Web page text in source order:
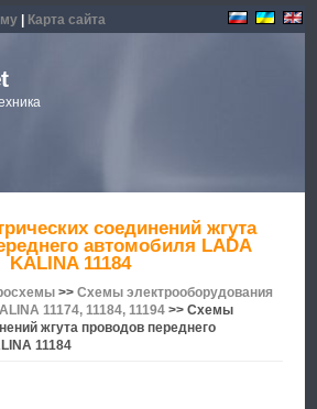
Карта сайта
соединений жгута
автомобиля LADA
KALINA 11184
>>Схемы электрооборудования
11174, 11184, 11194 >> Схемы
жгута проводов переднего
11184